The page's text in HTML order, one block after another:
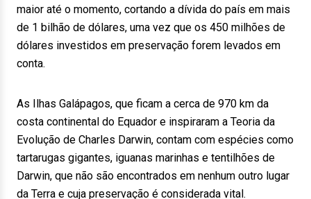
maior até o momento, cortando a dívida do país em mais
de 1 bilhão de dólares, uma vez que os 450 milhões de
dólares investidos em preservação forem levados em
conta.
As Ilhas Galápagos, que ficam a cerca de 970 km da
costa continental do Equador e inspiraram a Teoria da
Evolução de Charles Darwin, contam com espécies como
tartarugas gigantes, iguanas marinhas e tentilhões de
Darwin, que não são encontrados em nenhum outro lugar
da Terra e cuja preservação é considerada vital.